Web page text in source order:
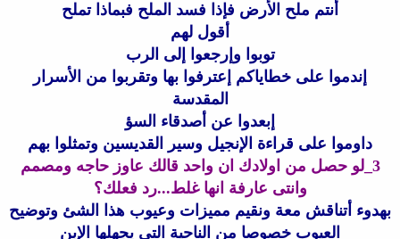
أنتم ملح الأرض فإذا فسد الملح فبماذا تملح
أقول لهم
توبوا وإرجعوا إلى الرب
إندموا على خطاياكم إعترفوا بها وتقربوا من الأسرار
المقدسة
إبعدوا عن أصدقاء السؤ
داوموا على قراءة الإنجيل وسير القديسين وتمثلوا بهم
3_لو حصل من اولادك ان واحد قالك عاوز حاجه ومصمم
وانتى عارفة انها غلط...رد فعلك؟
بهدوء أتناقش معة ونقيم مميزات وعيوب هذا الشئ وتوضيح
العيوب خصوصا من الناحية التى يجهلها الإبن